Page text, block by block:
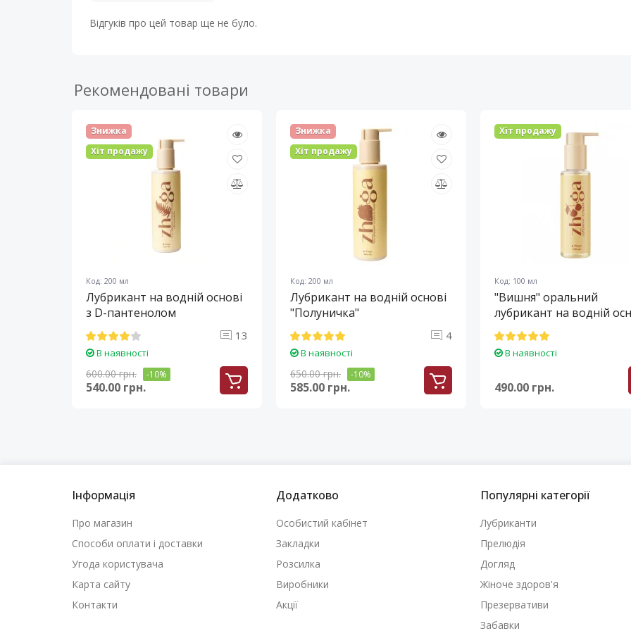
Відгуків про цей товар ще не було.
Рекомендовані товари
Знижка
Хіт продажу
Код: 200 мл
Лубрикант на водній основі
з D-пантенолом
13
В наявності
600.00 грн. -10%
540.00 грн.
Знижка
Хіт продажу
Код: 200 мл
Лубрикант на водній основі
"Полуничка"
4
В наявності
650.00 грн. -10%
585.00 грн.
Хіт продажу
Код: 100 мл
"Вишня" оральний
лубрикант на водній
В наявності
490.00 грн.
Інформація
Про магазин
Способи оплати і доставки
Угода користувача
Карта сайту
Контакти
Додатково
Особистий кабінет
Закладки
Розсилка
Виробники
Акції
Популярні категорії
Лубриканти
Прелюдія
Догляд
Жіноче здоров'я
Презервативи
Забавки